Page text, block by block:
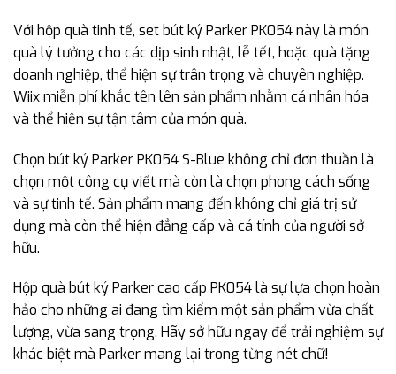
Với hộp quà tinh tế, set bút ký Parker PK054 này là món
quà lý tưởng cho các dịp sinh nhật, lễ tết, hoặc quà tặng
doanh nghiệp, thể hiện sự trân trọng và chuyên nghiệp.
Wiix miễn phí khắc tên lên sản phẩm nhằm cá nhân hóa
và thể hiện sự tận tâm của món quà.
Chọn bút ký Parker PK054 S-Blue không chỉ đơn thuần là
chọn một công cụ viết mà còn là chọn phong cách sống
và sự tinh tế. Sản phẩm mang đến không chỉ giá trị sử
dụng mà còn thể hiện đẳng cấp và cá tính của người sở
hữu.
Hộp quà bút ký Parker cao cấp PK054 là sự lựa chọn hoàn
hảo cho những ai đang tìm kiếm một sản phẩm vừa chất
lượng, vừa sang trọng. Hãy sở hữu ngay để trải nghiệm sự
khác biệt mà Parker mang lại trong từng nét chữ!